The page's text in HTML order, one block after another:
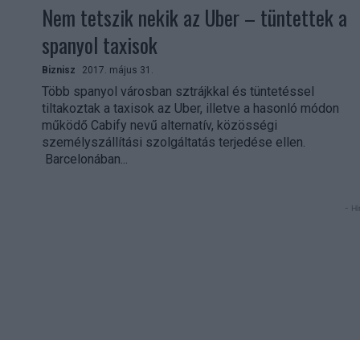
Nem tetszik nekik az Uber – tüntettek a
spanyol taxisok
Biznisz 2017. május 31.
Több spanyol városban sztrájkkal és tüntetéssel
tiltakoztak a taxisok az Uber, illetve a hasonló módon
működő Cabify nevű alternatív, közösségi
személyszállítási szolgáltatás terjedése ellen.
Barcelonában...
-